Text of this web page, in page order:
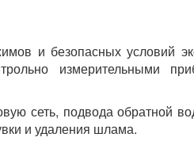
и безопасных условий
измерительными
сеть, подвода обратной
и удаления шлама.